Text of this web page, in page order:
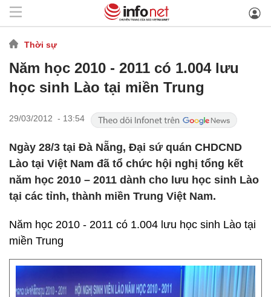
Thời sự
Năm học 2010 - 2011 có 1.004 lưu
học sinh Lào tại miền Trung
29/03/2012 - 13:54
Ngày 28/3 tại Đà Nẵng, Đại sứ quán CHDCND
Lào tại Việt Nam đã tổ chức hội nghị tổng kết
năm học 2010 – 2011 dành cho lưu học sinh Lào
tại các tỉnh, thành miền Trung Việt Nam.
Năm học 2010 - 2011 có 1.004 lưu học sinh Lào tại
miền Trung